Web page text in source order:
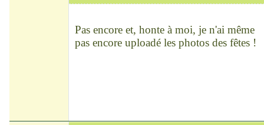
Pas encore et, honte à moi, je n'ai même
pas encore uploadé les photos des fêtes !